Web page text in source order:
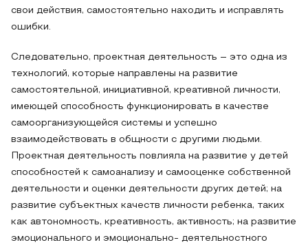
свои действия, самостоятельно находить и исправлять
ошибки.
Следовательно, проектная деятельность – это одна из
технологий, которые направлены на развитие
самостоятельной, инициативной, креативной личности,
имеющей способность функционировать в качестве
самоорганизующейся системы и успешно
взаимодействовать в общности с другими людьми.
Проектная деятельность повлияла на развитие у детей
способностей к самоанализу и самооценке собственной
деятельности и оценки деятельности других детей; на
развитие субъектных качеств личности ребенка, таких
как автономность, креативность, активность; на развитие
эмоционального и эмоционально- деятельностного